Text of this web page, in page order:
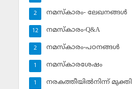
നമസ്‌കാരം- ലേഖനങ്ങള്‍
2
നമസ്‌കാരം-Q&A
12
നമസ്‌കാരം-പഠനങ്ങള്‍
2
നമസ്‌കാരശേഷം
1
നരകത്തീയില്‍നിന്ന് മുക്തി
1